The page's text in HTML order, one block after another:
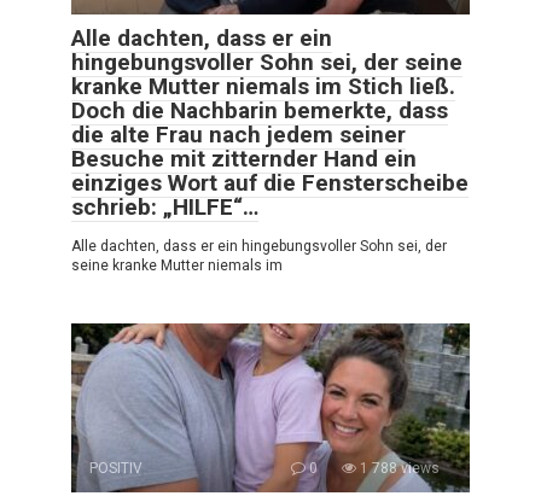
Alle dachten, dass er ein
hingebungsvoller Sohn sei, der seine
kranke Mutter niemals im Stich ließ.
Doch die Nachbarin bemerkte, dass
die alte Frau nach jedem seiner
Besuche mit zitternder Hand ein
einziges Wort auf die Fensterscheibe
schrieb: „HILFE“…
Alle dachten, dass er ein hingebungsvoller Sohn sei, der
seine kranke Mutter niemals im
POSITIV 0 1 788 views